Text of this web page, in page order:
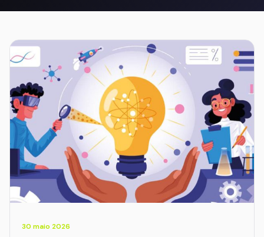
30 maio 2026